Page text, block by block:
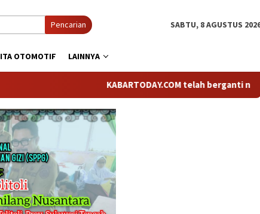
Pencarian SABTU, 8 AGUSTUS
OTOMOTIF LAINNYA
KABARTODAY.COM telah berganti nama